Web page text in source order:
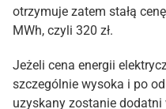
otrzymuje zatem stałą
MWh, czyli 320 zł.
Jeżeli cena energii
szczególnie wysoka i po
uzyskany zostanie dodatni